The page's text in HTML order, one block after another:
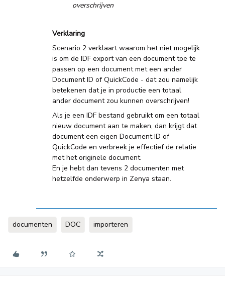
overschrijven
Verklaring
Scenario 2 verklaart waarom het niet mogelijk
is om de IDF export van een document toe te
passen op een document met een ander
Document ID of QuickCode - dat zou namelijk
betekenen dat je in productie een totaal
ander document zou kunnen overschrijven!
Als je een IDF bestand gebruikt om een totaal
nieuw document aan te maken, dan krijgt dat
document een eigen Document ID of
QuickCode en verbreek je effectief de relatie
met het originele document.
En je hebt dan tevens 2 documenten met
hetzelfde onderwerp in Zenya staan.
documenten DOC importeren